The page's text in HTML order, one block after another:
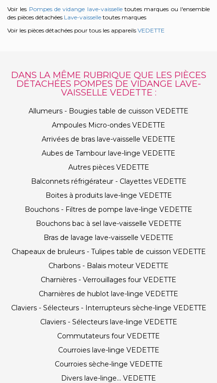
Voir les Pompes de vidange lave-vaisselletoutes marques ou l'ensemble
des pièces détachées Lave-vaisselle toutes marques
Voir les pièces détachées pour tous les appareils VEDETTE
DANS LA MÊME RUBRIQUE QUE LES PIÈCES
DÉTACHÉES POMPES DE VIDANGE LAVE-
VAISSELLE VEDETTE :
Allumeurs - Bougies table de cuisson VEDETTE
Ampoules Micro-ondes VEDETTE
Arrivées de bras lave-vaisselle VEDETTE
Aubes de Tambour lave-linge VEDETTE
Autres pièces VEDETTE
Balconnets réfrigérateur - Clayettes VEDETTE
Boites à produits lave-linge VEDETTE
Bouchons - Filtres de pompe lave-linge VEDETTE
Bouchons bac à sel lave-vaisselle VEDETTE
Bras de lavage lave-vaisselle VEDETTE
Chapeaux de bruleurs - Tulipes table de cuisson VEDETTE
Charbons - Balais moteur VEDETTE
Charnières - Verrouillages four VEDETTE
Charnières de hublot lave-linge VEDETTE
Claviers - Sélecteurs - Interrupteurs sèche-linge VEDETTE
Claviers - Sélecteurs lave-linge VEDETTE
Commutateurs four VEDETTE
Courroies lave-linge VEDETTE
Courroies sèche-linge VEDETTE
Divers lave-linge... VEDETTE